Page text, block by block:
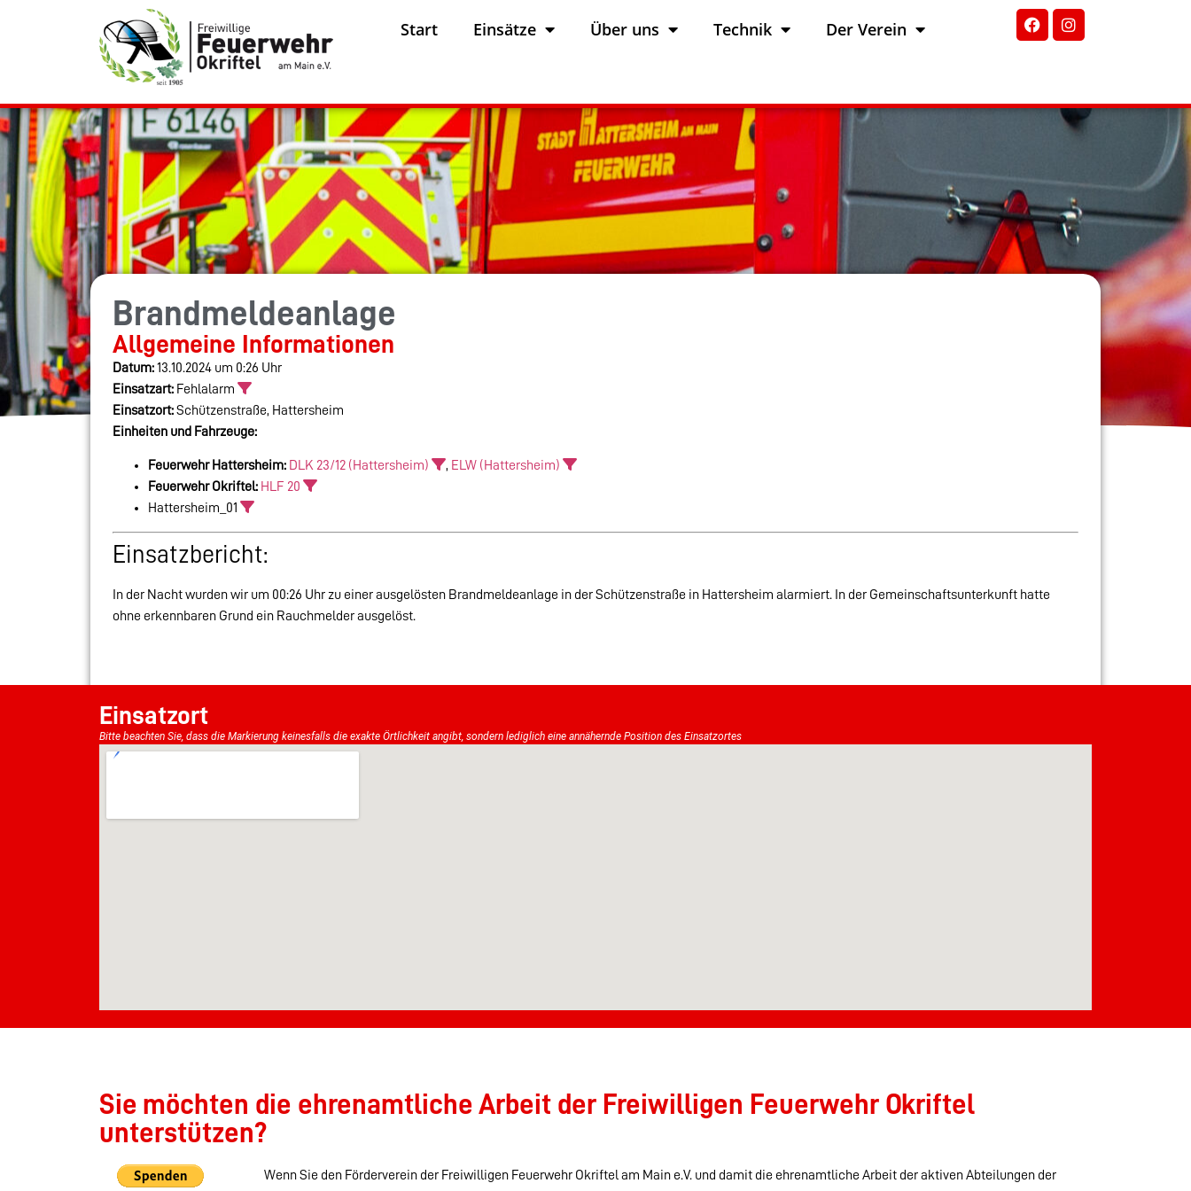
Start Einsätze Über uns Technik Der Verein
Brandmeldeanlage
Allgemeine Informationen
Datum:13.10.2024 um 0:26 Uhr
Einsatzart: Fehlalarm
Einsatzort:Schützenstraße, Hattersheim
Einheiten und Fahrzeuge:
Feuerwehr Hattersheim: DLK 23/12 (Hattersheim) , ELW (Hattersheim)
Feuerwehr Okriftel: HLF 20
Hattersheim_01
Einsatzbericht:
In der Nacht wurden wir um 00:26 Uhr zu einer ausgelösten Brandmeldeanlage in der Schützenstraße in Hattersheim alarmiert. In der Gemeinschaftsunterkunft hatte
ohne erkennbaren Grund ein Rauchmelder ausgelöst.
Einsatzort
Bitte beachten Sie, dass die Markierung keinesfalls die exakte Örtlichkeit angibt, sondern lediglich eine annähernde Position des Einsatzortes
Sie möchten die ehrenamtliche Arbeit der Freiwilligen Feuerwehr Okriftel
unterstützen?
Wenn Sie den Förderverein der Freiwilligen Feuerwehr Okriftel am Main e.V. und damit die ehrenamtliche Arbeit der aktiven Abteilungen der